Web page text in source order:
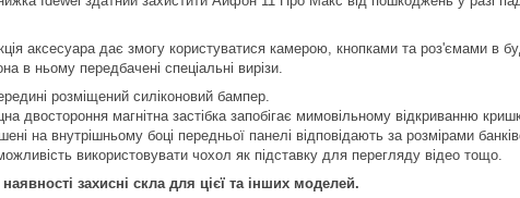
аксесуара дає змогу користуватися камерою, кнопками та роз'ємами в
в ньому передбачені спеціальні вирізи.
розміщений силіконовий бампер.
двостороння магнітна застібка запобігає мимовільному відкриванню
на внутрішньому боці передньої панелі відповідають за розмірами
використовувати чохол як підставку для перегляду відео тощо.
захисні скла для цієї та інших моделей.